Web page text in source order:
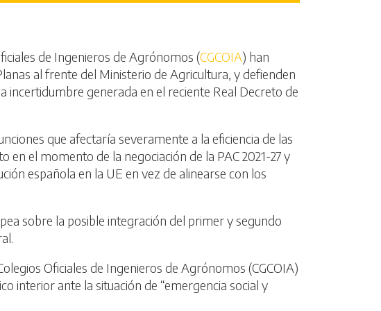
de Ingenieros de Agrónomos (CGCOIA) han
al frente del Ministerio de Agricultura, y defienden
incertidumbre generada en el reciente Real Decreto de
que afectaría severamente a la eficiencia de las
el momento de la negociación de la PAC 2021-27 y
española en la UE en vez de alinearse con los
sobre la posible integración del primer y segundo
Oficiales de Ingenieros de Agrónomos (CGCOIA)
interior ante la situación de “emergencia social y